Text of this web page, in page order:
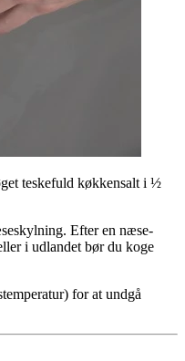
teskefuld køkkensalt i ½
Efter en næse-
i udlandet bør du koge
for at undgå